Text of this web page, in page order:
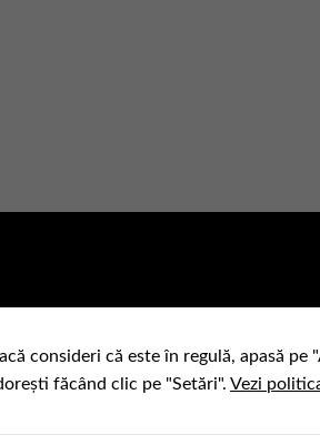
consideri că este în regulă, apasă pe
făcând clic pe "Setări". Vezi